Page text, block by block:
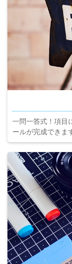
一問一答式！項目
ールが完成できま